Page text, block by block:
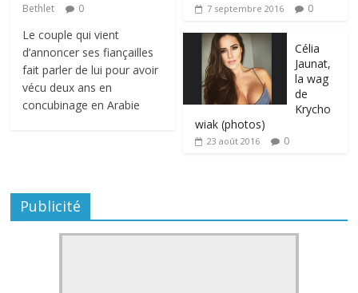
Bethlet
0
Le couple qui vient
d’annoncer ses fiançailles
fait parler de lui pour avoir
vécu deux ans en
concubinage en Arabie
7 septembre 2016 0
Célia
Jaunat,
la wag
de
Krycho
wiak (photos)
23 août 2016 0
Publicité